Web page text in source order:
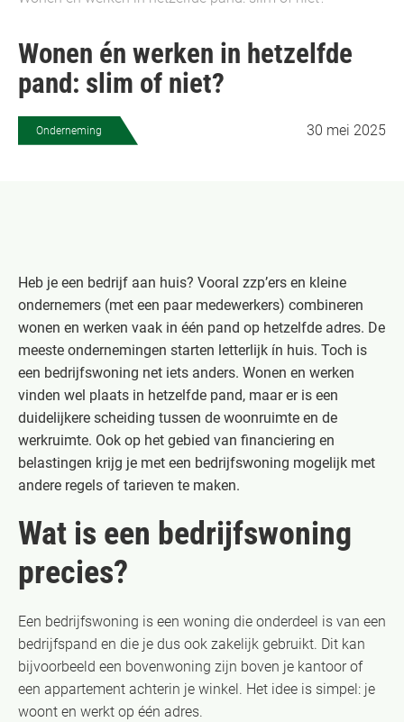
Wonen én werken in hetzelfde
pand: slim of niet?
Onderneming 30 mei 2025
Heb je een bedrijf aan huis? Vooral zzp’ers en kleine
ondernemers (met een paar medewerkers) combineren
wonen en werken vaak in één pand op hetzelfde adres. De
meeste ondernemingen starten letterlijk ín huis. Toch is
een bedrijfswoning net iets anders. Wonen en werken
vinden wel plaats in hetzelfde pand, maar er is een
duidelijkere scheiding tussen de woonruimte en de
werkruimte. Ook op het gebied van financiering en
belastingen krijg je met een bedrijfswoning mogelijk met
andere regels of tarieven te maken.
Wat is een bedrijfswoning
precies?
Een bedrijfswoning is een woning die onderdeel is van een
bedrijfspand en die je dus ook zakelijk gebruikt. Dit kan
bijvoorbeeld een bovenwoning zijn boven je kantoor of
een appartement achterin je winkel. Het idee is simpel: je
woont en werkt op één adres.